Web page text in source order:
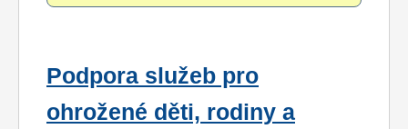
Podpora služeb pro
ohrožené děti, rodiny a